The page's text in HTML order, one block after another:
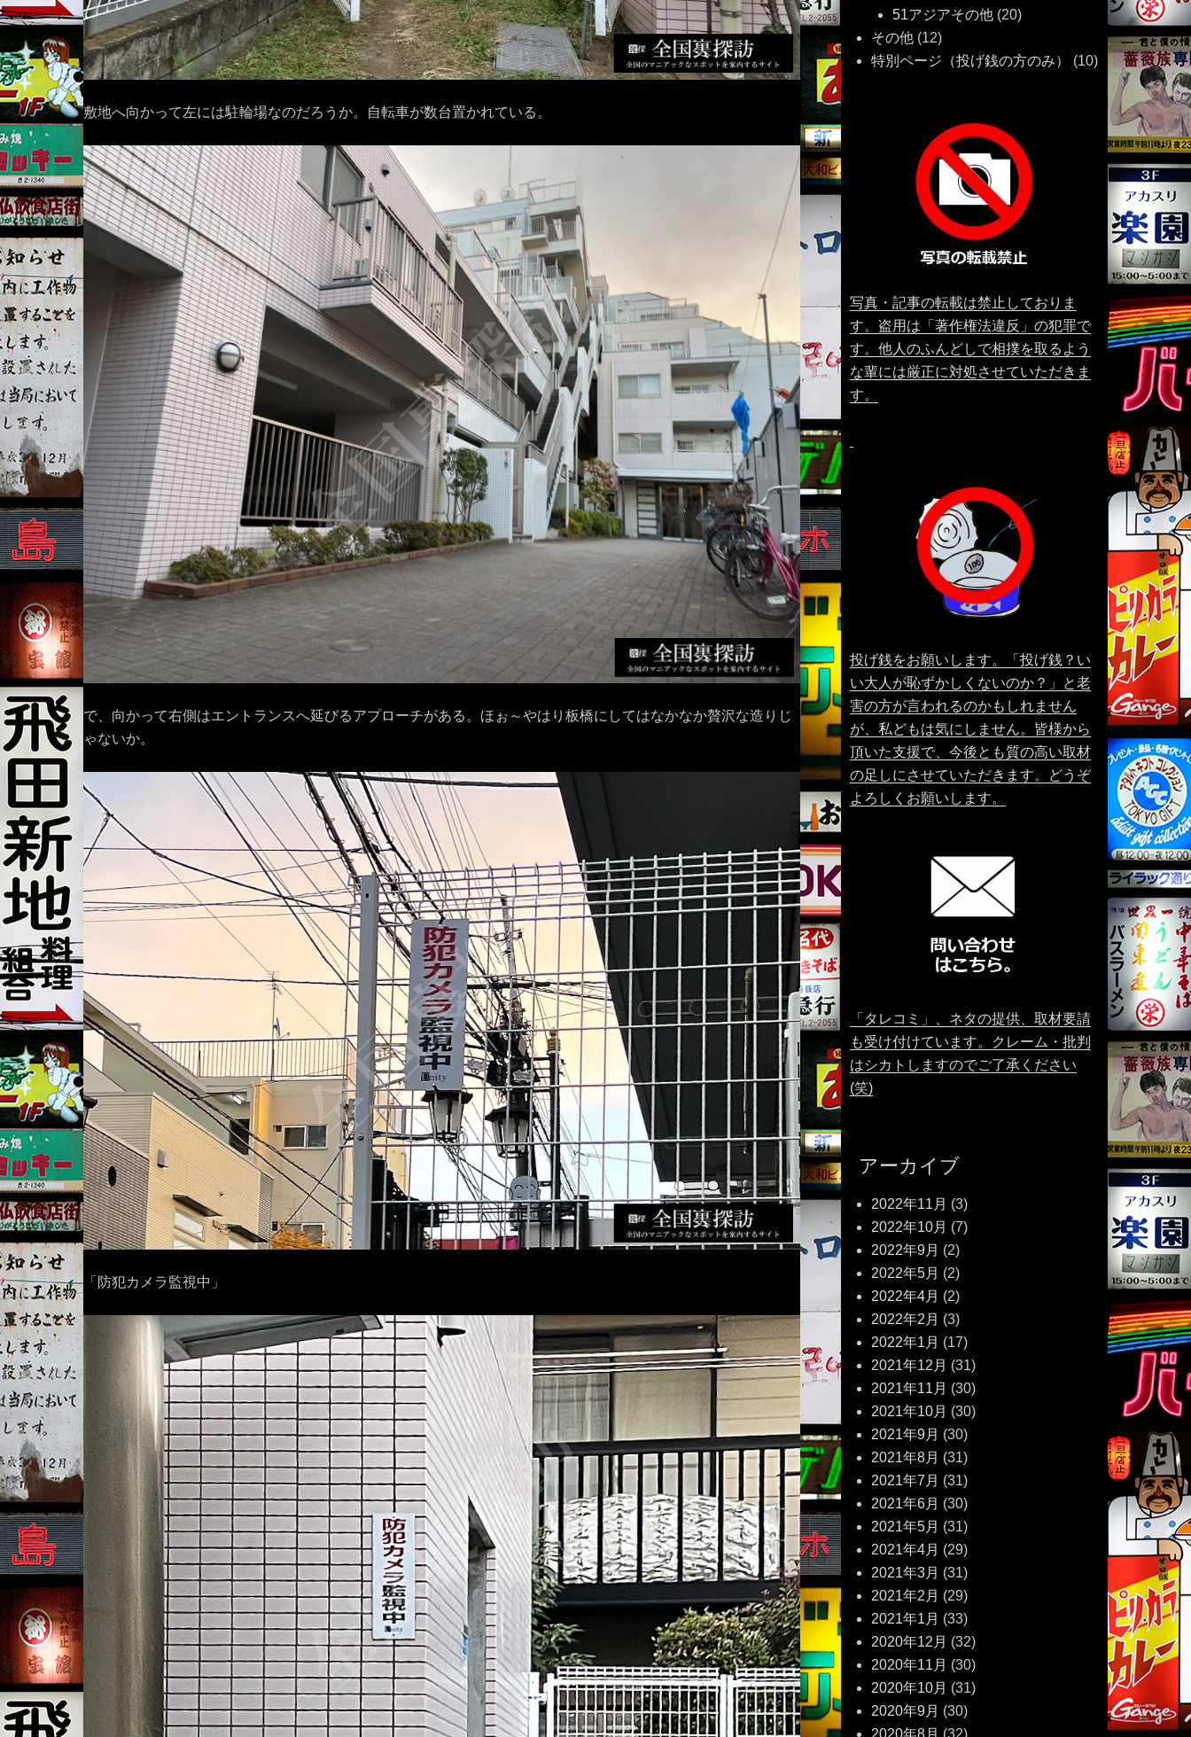
敷地へ向かって左には駐輪場なのだろうか。自転車が数台置かれている。
で、向かって右側はエントランスへ延びるアプローチがある。ほぉ～やはり板橋にしてはなかなか贅沢な造りじ
ゃないか。
「防犯カメラ監視中」
51アジアその他 (20)
その他 (12)
特別ページ（投げ銭の方のみ）
(10)
写真・記事の転載は禁止しておりま
す。盗用は「著作権法違反」の犯罪で
す。他人のふんどしで相撲を取るよう
な輩には厳正に対処させていただきま
す。
投げ銭をお願いします。「投げ銭？い
い大人が恥ずかしくないのか？」と老
害の方が言われるのかもしれません
が、私どもは気にしません。皆様から
頂いた支援で、今後とも質の高い取材
の足しにさせていただきます。どうぞ
よろしくお願いします。
「タレコミ」、ネタの提供、取材要請
も受け付けています。クレーム・批判
はシカトしますのでご了承ください
(笑)
アーカイブ
2022年11月 (3)
2022年10月 (7)
2022年9月 (2)
2022年5月 (2)
2022年4月 (2)
2022年2月 (3)
2022年1月 (17)
2021年12月 (31)
2021年11月 (30)
2021年10月 (30)
2021年9月 (30)
2021年8月 (31)
2021年7月 (31)
2021年6月 (30)
2021年5月 (31)
2021年4月 (29)
2021年3月 (31)
2021年2月 (29)
2021年1月 (33)
2020年12月 (32)
2020年11月 (30)
2020年10月 (31)
2020年9月 (30)
2020年8月 (32)